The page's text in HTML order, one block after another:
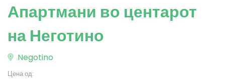
Апартмани во центарот
на Неготино
Negotino
Цена од: